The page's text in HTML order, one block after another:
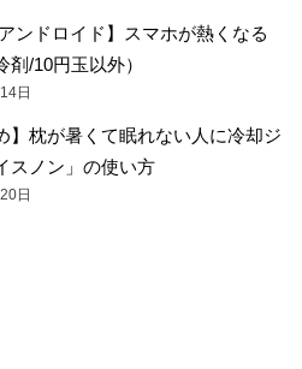
アンドロイド】スマホが熱くなる
剤/10円玉以外）
日
】枕が暑くて眠れない人に冷却ジ
スノン」の使い方
日